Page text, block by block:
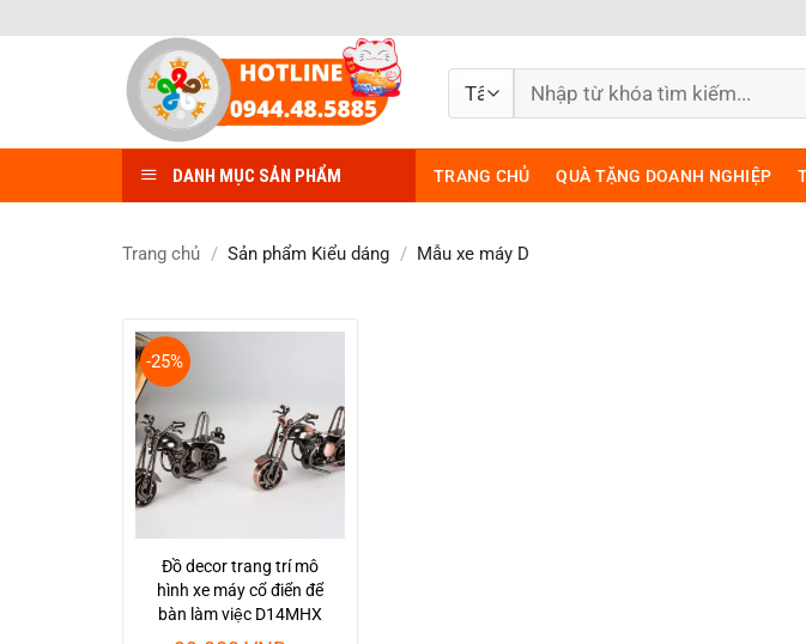
qua
Tìm
kiếm:
DANH MỤC SẢN PHẨM TRANG CHỦ QUÀ TẶNG DOANH NGHIỆP
Trang chủ / Sản phẩm Kiểu dáng / Mẫu xe máy D
-25%
Đồ decor trang trí mô
hình xe máy cổ điển để
bàn làm việc D14MHX